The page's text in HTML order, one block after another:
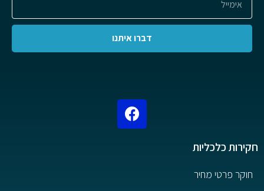
דברו איתנו
חקירות כלכליות
חוקר פרטי מחיר